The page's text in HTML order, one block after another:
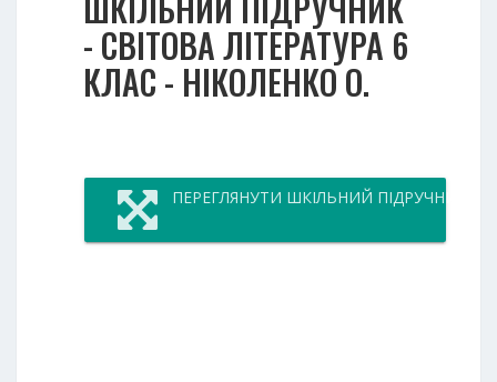
- СВІТОВА ЛІТЕРАТУРА 6
КЛАС - НІКОЛЕНКО О.
ПЕРЕГЛЯНУТИ ШКІЛЬНИЙ ПІДРУЧНИК